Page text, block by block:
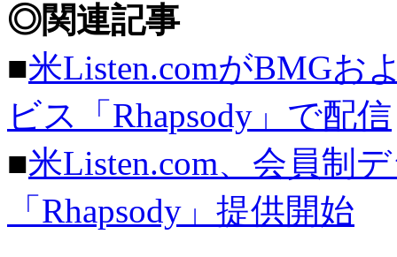
◎関連記事
■米Listen.comがBMGお
ビス「Rhapsody」で配信
■米Listen.com、会員制
「Rhapsody」提供開始